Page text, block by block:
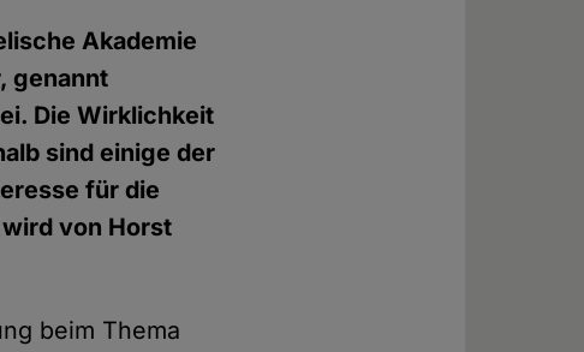
Akademie
genannt
Die Wirklichkeit
sind einige der
für die
von Horst
beim Thema